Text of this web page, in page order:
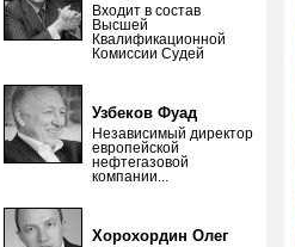
Входит в состав
Высшей
Квалификационной
Комиссии Судей
Узбеков Фуад
Независимый директор
европейской
нефтегазовой
компании...
Хорохордин Олег